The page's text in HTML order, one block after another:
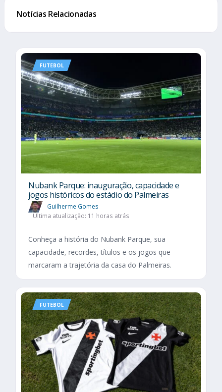
Notícias Relacionadas
FUTEBOL
Nubank Parque: inauguração, capacidade e
jogos históricos do estádio do Palmeiras
Guilherme Gomes
Última atualização: 11 horas atrás
Conheça a história do Nubank Parque, sua
capacidade, recordes, títulos e os jogos que
marcaram a trajetória da casa do Palmeiras.
FUTEBOL